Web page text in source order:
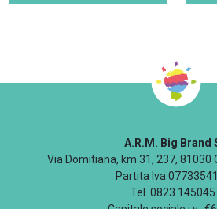
A.R.M. Big Brand
Via Domitiana, km 31, 237, 81030
Partita Iva
Tel. 0823